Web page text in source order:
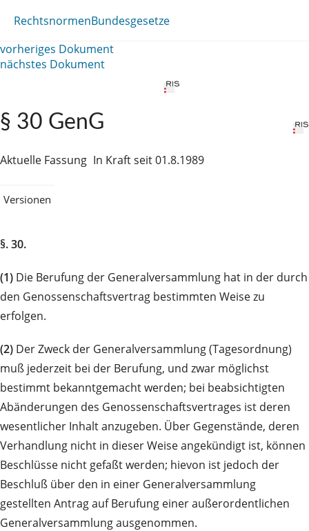
RechtsnormenBundesgesetze
vorheriges Dokument
nächstes Dokument
§ 30 GenG
Aktuelle Fassung In Kraft seit 01.8.1989
Versionen
§. 30.
(1) Die Berufung der Generalversammlung hat in der durch
den Genossenschaftsvertrag bestimmten Weise zu
erfolgen.
(2) Der Zweck der Generalversammlung (Tagesordnung)
muß jederzeit bei der Berufung, und zwar möglichst
bestimmt bekanntgemacht werden; bei beabsichtigten
Abänderungen des Genossenschaftsvertrages ist deren
wesentlicher Inhalt anzugeben. Über Gegenstände, deren
Verhandlung nicht in dieser Weise angekündigt ist, können
Beschlüsse nicht gefaßt werden; hievon ist jedoch der
Beschluß über den in einer Generalversammlung
gestellten Antrag auf Berufung einer außerordentlichen
Generalversammlung ausgenommen.